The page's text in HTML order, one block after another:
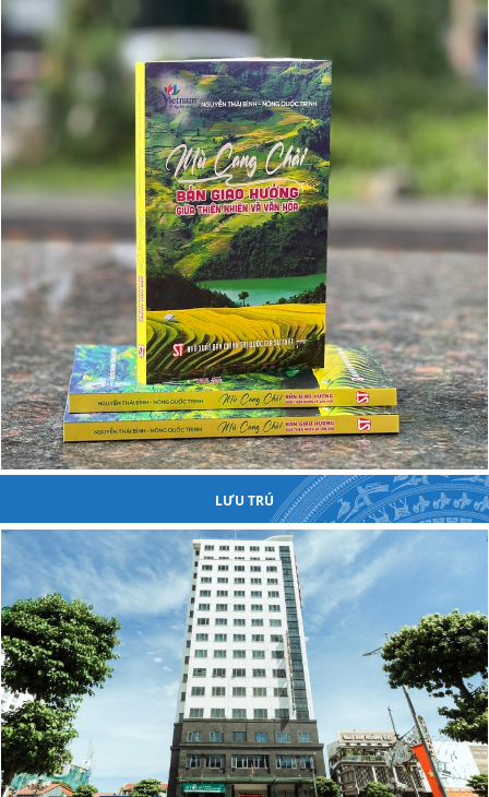
'Cẩm nang du lịch': Mù Cang Chải-Bản giao hưởng giữa thiên nhiên
(25/08/2024)
Nhiều hoạt động hấp dẫn khách du lịch tại Lễ hội mùa Thu Sa Pa
2024
(17/08/2024)
LƯU TRÚ